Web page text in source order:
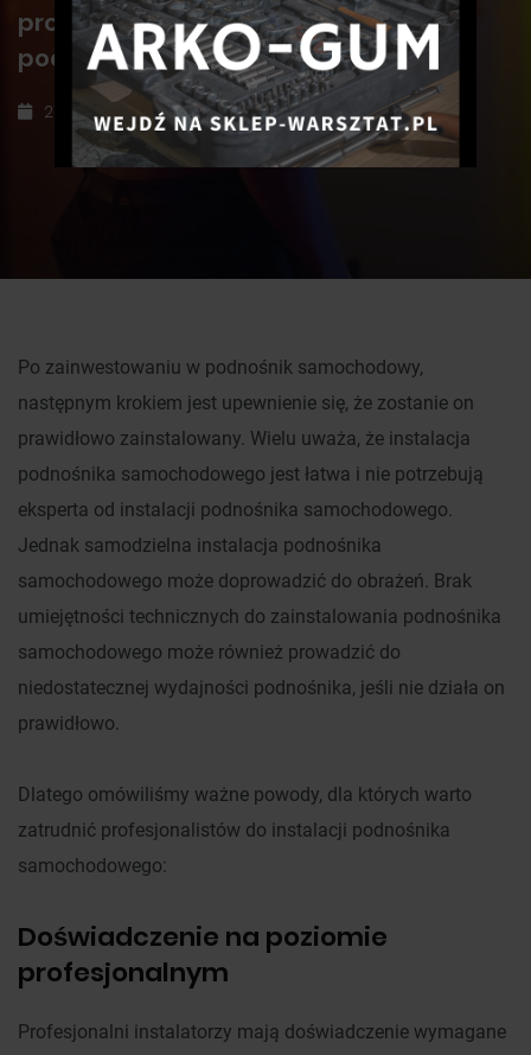
profesjonalistę podczas instalacji
podnośników samochodowych
21 września 2022
Po zainwestowaniu w podnośnik samochodowy,
następnym krokiem jest upewnienie się, że zostanie on
prawidłowo zainstalowany. Wielu uważa, że instalacja
podnośnika samochodowego jest łatwa i nie potrzebują
eksperta od instalacji podnośnika samochodowego.
Jednak samodzielna instalacja podnośnika
samochodowego może doprowadzić do obrażeń. Brak
umiejętności technicznych do zainstalowania podnośnika
samochodowego może również prowadzić do
niedostatecznej wydajności podnośnika, jeśli nie działa on
prawidłowo.
Dlatego omówiliśmy ważne powody, dla których warto
zatrudnić profesjonalistów do instalacji podnośnika
samochodowego:
Doświadczenie na poziomie
profesjonalnym
Profesjonalni instalatorzy mają doświadczenie wymagane